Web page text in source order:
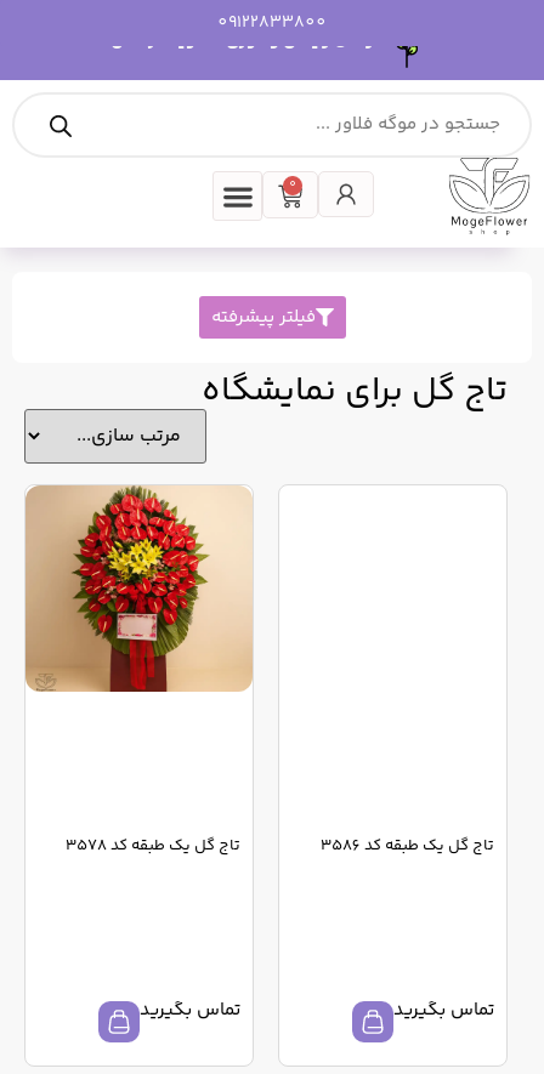
ارسال رایگان و فوری، تسویه در محل
09122833800
0
فیلتر پیشرفته
تاج گل برای نمایشگاه
تاج گل یک طبقه کد 3586
تماس بگیرید
تاج گل یک طبقه کد 3578
تماس بگیرید